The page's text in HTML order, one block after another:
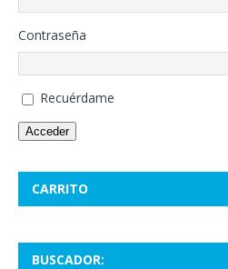
Contraseña
Recuérdame
Acceder
CARRITO
BUSCADOR: